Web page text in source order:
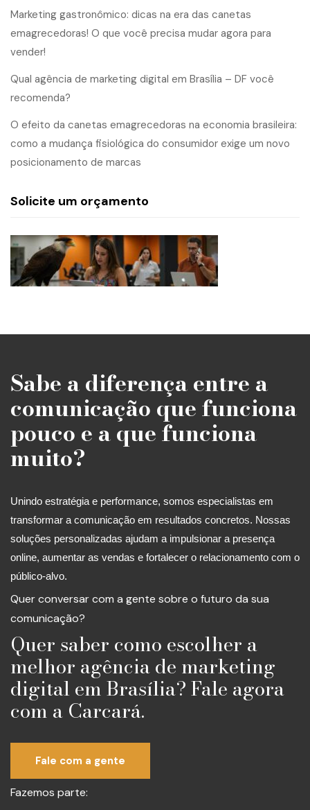
Marketing gastronômico: dicas na era das canetas
emagrecedoras! O que você precisa mudar agora para
vender!
Qual agência de marketing digital em Brasília – DF você
recomenda?
O efeito da canetas emagrecedoras na economia brasileira:
como a mudança fisiológica do consumidor exige um novo
posicionamento de marcas
Solicite um orçamento
Sabe a diferença entre a
comunicação que funciona
pouco e a que funciona
muito?
Unindo estratégia e performance, somos especialistas em
transformar a comunicação em resultados concretos. Nossas
soluções personalizadas ajudam a impulsionar a presença
online, aumentar as vendas e fortalecer o relacionamento com o
público-alvo.
Quer conversar com a gente sobre o futuro da sua
comunicação?
Quer saber como escolher a
melhor agência de marketing
digital em Brasília? Fale agora
com a Carcará.
Fale com a gente
Fazemos parte: